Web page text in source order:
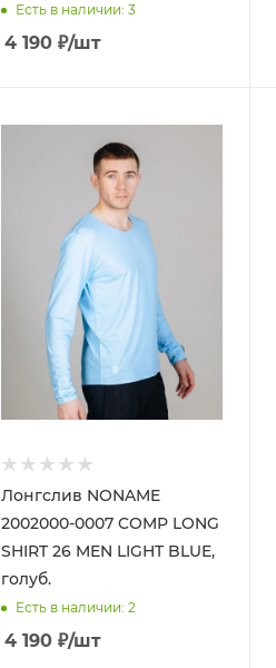
Есть в наличии: 3
4 190₽/шт
Лонгслив NONAME
2002000-0007 COMP LONG
SHIRT 26 MEN LIGHT BLUE,
голуб.
Есть в наличии: 2
4 190₽/шт